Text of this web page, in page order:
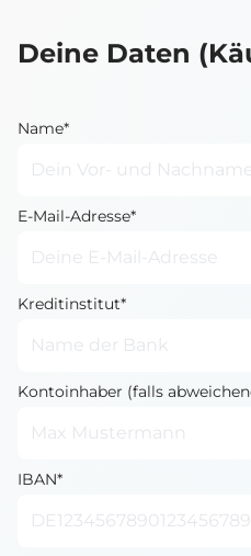
Deine Daten
Name*
E-Mail-Adresse*
Kreditinstitut*
Kontoinhaber (falls
IBAN*